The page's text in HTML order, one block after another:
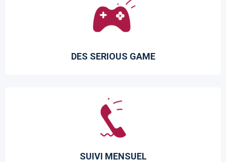
DES SERIOUS GAME
SUIVI MENSUEL